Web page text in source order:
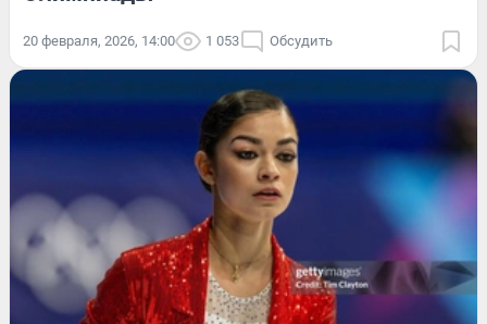
20 февраля, 2026, 14:00 1 053 Обсудить